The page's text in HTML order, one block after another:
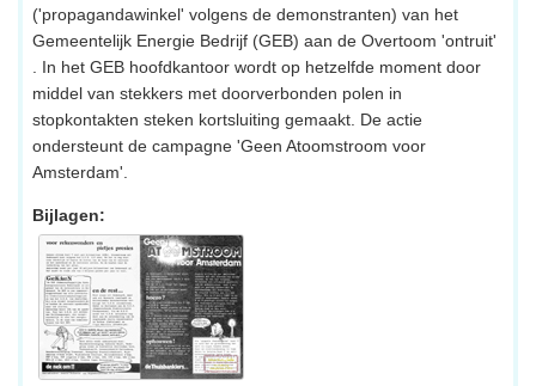
('propagandawinkel' volgens de demonstranten) van het
Gemeentelijk Energie Bedrijf (GEB) aan de Overtoom 'ontruit'
. In het GEB hoofdkantoor wordt op hetzelfde moment door
middel van stekkers met doorverbonden polen in
stopkontakten steken kortsluiting gemaakt. De actie
ondersteunt de campagne 'Geen Atoomstroom voor
Amsterdam'.
Bijlagen: